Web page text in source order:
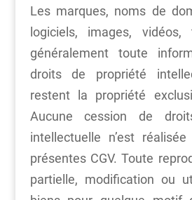
Les marques, noms de
logiciels, images,
généralement toute
droits de propriété
restent la propriété
Aucune cession de
intellectuelle n’est
présentes CGV. Toute
partielle, modification ou